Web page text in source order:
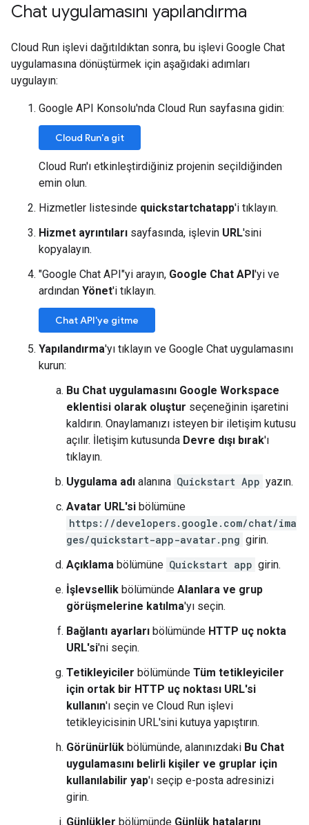
Chat uygulamasını yapılandırma
Cloud Run işlevi dağıtıldıktan sonra, bu işlevi Google Chat
uygulamasına dönüştürmek için aşağıdaki adımları
uygulayın:
Google API Konsolu'nda Cloud Run sayfasına gidin:
Cloud Run'a git
Cloud Run'ı etkinleştirdiğiniz projenin seçildiğinden
emin olun.
Hizmetler listesinde quickstartchatapp'i tıklayın.
Hizmet ayrıntıları sayfasında, işlevin URL'sini
kopyalayın.
"Google Chat API"yi arayın, Google Chat API'yi ve
ardından Yönet'i tıklayın.
Chat API'ye gitme
Yapılandırma'yı tıklayın ve Google Chat uygulamasını
kurun:
Bu Chat uygulamasını Google Workspace
eklentisi olarak oluştur seçeneğinin işaretini
kaldırın. Onaylamanızı isteyen bir iletişim kutusu
açılır. İletişim kutusunda Devre dışı bırak'ı
tıklayın.
Uygulama adı alanına Quickstart App yazın.
Avatar URL'si bölümüne
https://developers.google.com/chat/ima
ges/quickstart-app-avatar.png girin.
Açıklama bölümüne Quickstart app girin.
İşlevsellik bölümünde Alanlara ve grup
görüşmelerine katılma'yı seçin.
Bağlantı ayarları bölümünde HTTP uç nokta
URL'si'ni seçin.
Tetikleyiciler bölümünde Tüm tetikleyiciler
için ortak bir HTTP uç noktası URL'si
kullanın'ı seçin ve Cloud Run işlevi
tetikleyicisinin URL'sini kutuya yapıştırın.
Görünürlük bölümünde, alanınızdaki Bu Chat
uygulamasını belirli kişiler ve gruplar için
kullanılabilir yap'ı seçip e-posta adresinizi
girin.
Günlükler bölümünde Günlük hatalarını